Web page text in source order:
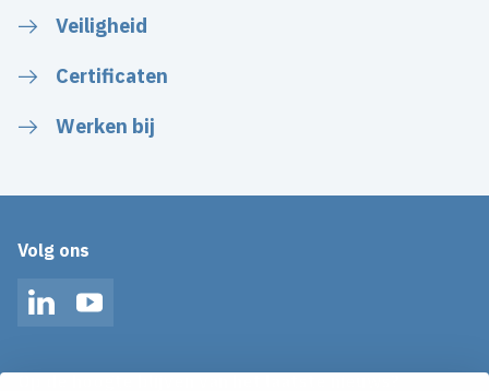
Veiligheid
Certificaten
Werken bij
Volg ons
LinkedInYouTube